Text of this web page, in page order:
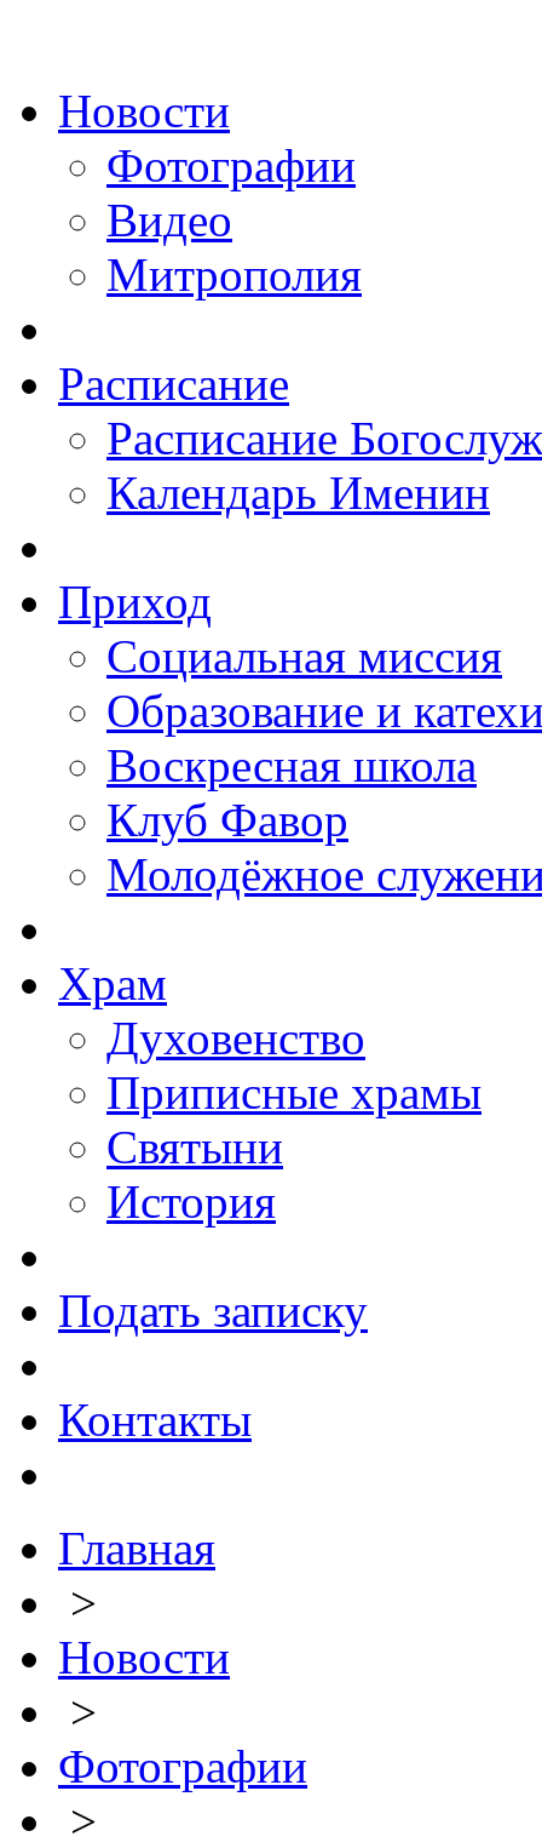
Новости
Фотографии
Видео
Митрополия
Расписание
Расписание
Календарь Именин
Приход
Социальная миссия
Образование и
Воскресная школа
Клуб Фавор
Молодёжное
Храм
Духовенство
Приписные храмы
Святыни
История
Подать записку
Контакты
Главная
>
Новости
>
Фотографии
>